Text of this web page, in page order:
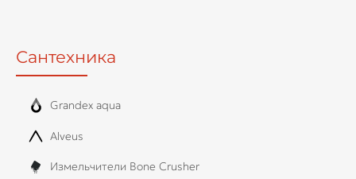
Сантехника
Grandex aqua
Alveus
Измельчители Bone Crusher